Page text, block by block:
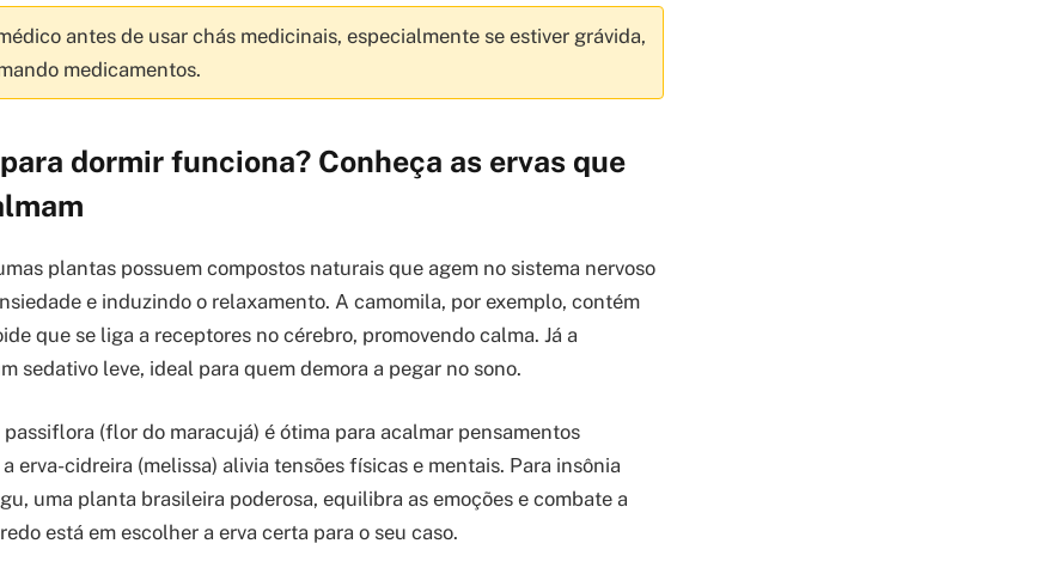
antes de usar chás medicinais, especialmente se estiver grávida,
medicamentos.
dormir funciona? Conheça as ervas que
plantas possuem compostos naturais que agem no sistema nervoso
e induzindo o relaxamento. A camomila, por exemplo, contém
que se liga a receptores no cérebro, promovendo calma. Já a
sedativo leve, ideal para quem demora a pegar no sono.
passiflora (flor do maracujá) é ótima para acalmar pensamentos
erva-cidreira (melissa) alivia tensões físicas e mentais. Para insônia
uma planta brasileira poderosa, equilibra as emoções e combate a
está em escolher a erva certa para o seu caso.